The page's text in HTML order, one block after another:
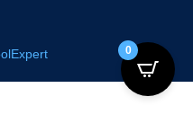
0